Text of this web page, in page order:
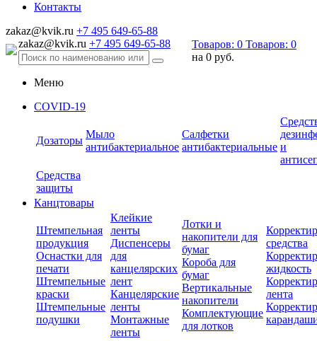
Контакты
zakaz@kvik.ru +7 495 649-65-88
zakaz@kvik.ru +7 495 649-65-88 Товаров: 0 Товаров: 0
на 0 руб.
Меню
COVID-19
Дозаторы
Мыло
антибактериальное
Салфетки
антибактериальные и
Средства
защиты
Канцтовары
Штемпельная
продукция
Оснастки для
печати
Штемпельные
краски
Штемпельные
подушки
Клейкие
ленты
Диспенсеры
для
канцелярских
лент
Канцелярские
ленты
Монтажные
ленты
Лотки и
накопители для
бумаг
Короба для
бумаг
Вертикальные
накопители
Комплектующие
для лотков
средства
жидкость
лента